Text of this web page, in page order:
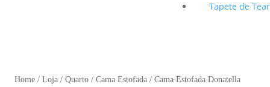
Tapete de Tear
Home / Loja / Quarto / Cama Estofada / Cama Estofada Donatella